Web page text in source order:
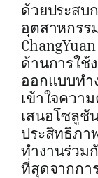
ด้วยประสบ
อุตสาหกรร
ด้านการใช้
ออกแบบทำ
เข้าใจควา
เสนอโซลูชั
ประสิทธิภา
ทำงานร่วม
ที่สุดจากก